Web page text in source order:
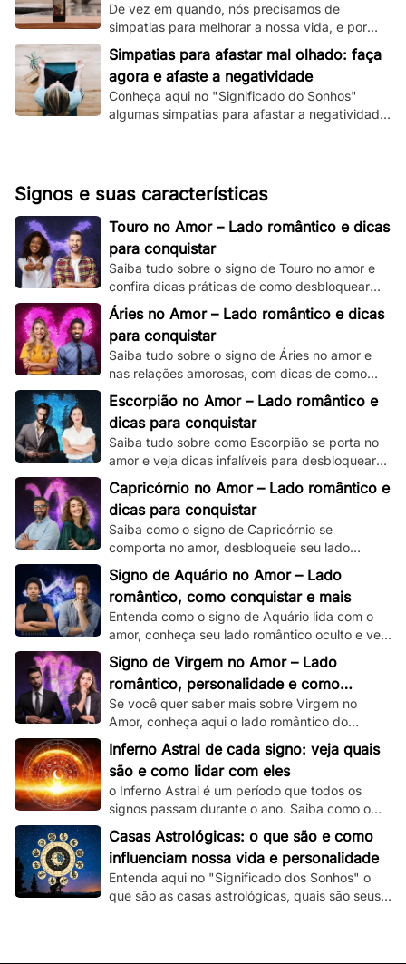
De vez em quando, nós precisamos de
simpatias para melhorar a nossa vida, e por
isso, veja aqui as melhores que utilizam
vinagre!
Simpatias para afastar mal olhado: faça
agora e afaste a negatividade
Conheça aqui no "Significado do Sonhos"
algumas simpatias para afastar a negatividade
Signos e suas características
Touro no Amor – Lado romântico e dicas
para conquistar
Saiba tudo sobre o signo de Touro no amor e
confira dicas práticas de como desbloquear
seu lado romântico!
Áries no Amor – Lado romântico e dicas
para conquistar
Saiba tudo sobre o signo de Áries no amor e
nas relações amorosas, com dicas de como
destravar seu intenso e ardente lado
romântico.
Escorpião no Amor – Lado romântico e
dicas para conquistar
Saiba tudo sobre como Escorpião se porta no
amor e veja dicas infalíveis para desbloquear
seu misterioso e enigmático lado romântico.
Capricórnio no Amor – Lado romântico e
dicas para conquistar
Saiba como o signo de Capricórnio se
comporta no amor, desbloqueie seu lado
romântico e veja dicas de como conquistar um
capricorniano!
Signo de Aquário no Amor – Lado
romântico, como conquistar e mais
Entenda como o signo de Aquário lida com o
amor, conheça seu lado romântico oculto e veja
dicas de como conquistar um aquariano!
Signo de Virgem no Amor – Lado
romântico, personalidade e como
conquistar
Se você quer saber mais sobre Virgem no
Amor, conheça aqui o lado romântico do
virginiano e confira dicas de como conquistá-
lo.
Inferno Astral de cada signo: veja quais
são e como lidar com eles
o Inferno Astral é um período que todos os
signos passam durante o ano. Saiba como o
seu signo é atingido e como lidar com essa
fase.
Casas Astrológicas: o que são e como
influenciam nossa vida e personalidade
Entenda aqui no "Significado dos Sonhos" o
que são as casas astrológicas, quais são seus